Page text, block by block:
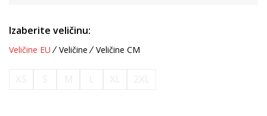
Izaberite veličinu:
Veličine EU Veličine Veličine CM